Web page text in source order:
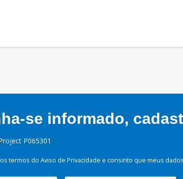
se informado,
P065301
termos do Aviso de Privacidade e consinto que meus